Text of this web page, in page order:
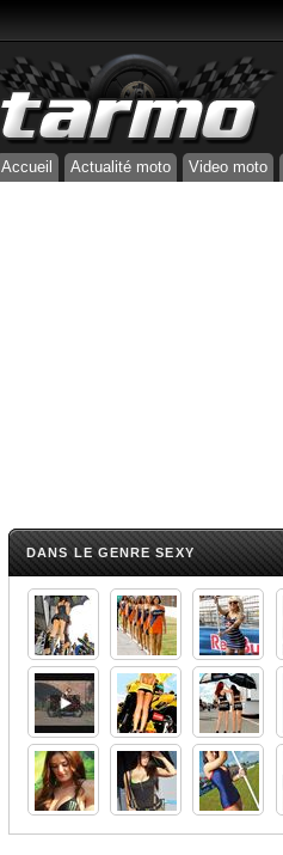
Accueil Actualité moto Video moto
DANS LE GENRE SEXY